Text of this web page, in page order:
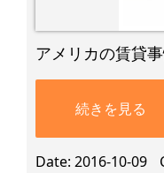
アメリカの賃貸事
続きを見る
Date 2016-10-09